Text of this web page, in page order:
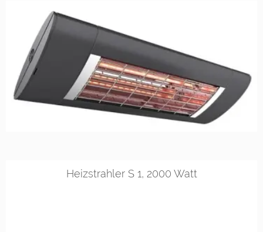
RAL 9016 RAL 9010 DB 703
Heizstrahler S 1, 2000 Watt